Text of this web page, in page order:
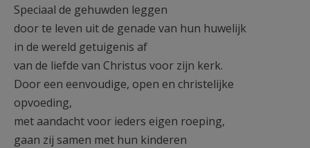
Speciaal de gehuwden leggen
door te leven uit de genade van hun huwelijk
in de wereld getuigenis af
van de liefde van Christus voor zijn kerk.
Door een eenvoudige, open en christelijke
opvoeding,
met aandacht voor ieders eigen roeping,
gaan zij samen met hun kinderen